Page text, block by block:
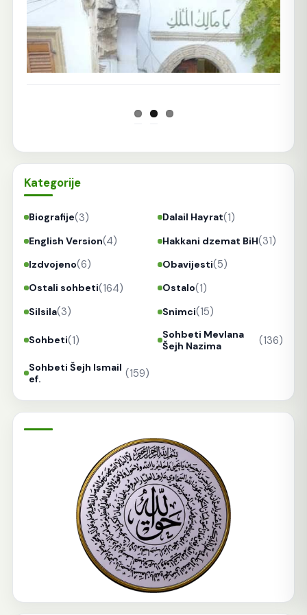
Kategorije
Biografije(3) Dalail Hayrat(1)
English Version(4) Hakkani dzemat BiH(31)
Izdvojeno(6) Obavijesti(5)
Ostali sohbeti(164) Ostalo(1)
Silsila(3) Snimci(15)
Sohbeti(1)
Sohbeti Mevlana
Šejh Nazima
(136)
Sohbeti Šejh Ismail
ef.
(159)